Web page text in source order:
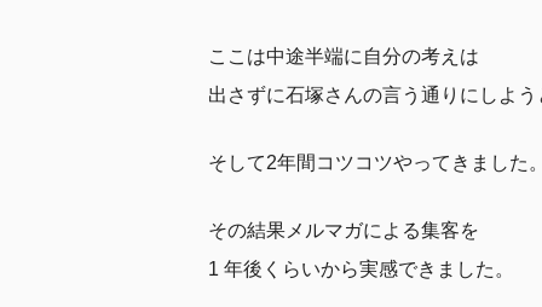
ここは中途半端に自分の考えは
出さずに石塚さんの言う通りにしよう
そして2年間コツコツやってきました。
その結果メルマガによる集客を
1 年後くらいから実感できました。